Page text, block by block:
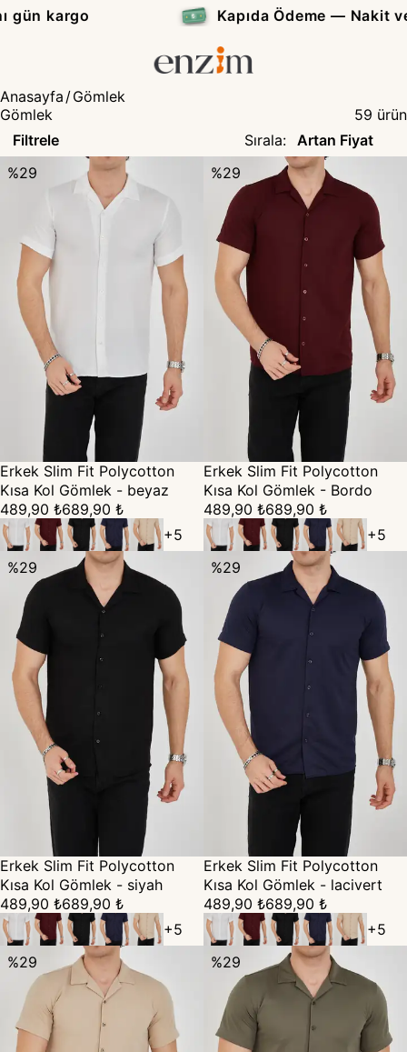
₺ Kapıda Ödeme — Nakit veya Kredi Kartı
Anasayfa /Gömlek
Gömlek
59 ürün
Filtrele
Sırala:
%29
Erkek Slim Fit Polycotton
Kısa Kol Gömlek - beyaz
489,90 ₺689,90 ₺
+5
%29
Erkek Slim Fit Polycotton
Kısa Kol Gömlek - Bordo
489,90 ₺689,90 ₺
+5
%29
Erkek Slim Fit Polycotton
Kısa Kol Gömlek - siyah
489,90 ₺689,90 ₺
+5
%29
Erkek Slim Fit Polycotton
Kısa Kol Gömlek - lacivert
489,90 ₺689,90 ₺
+5
%29 %29